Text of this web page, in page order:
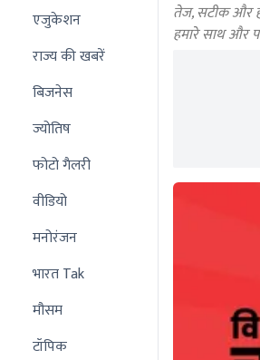
एजुकेशन
राज्य की खबरें
बिजनेस
ज्योतिष
फोटो गैलरी
वीडियो
मनोरंजन
भारत Tak
मौसम
टॉपिक
तेज, सटीक और
हमारे साथ और